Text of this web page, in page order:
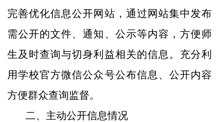
完善优化信息公开网站，通过网站集中发布
需公开的文件、通知、公示等内容，方便师
生及时查询与切身利益相关的信息。充分利
用学校官方微信公众号公布信息、公开内容
方便群众查询监督。
二、主动公开信息情况